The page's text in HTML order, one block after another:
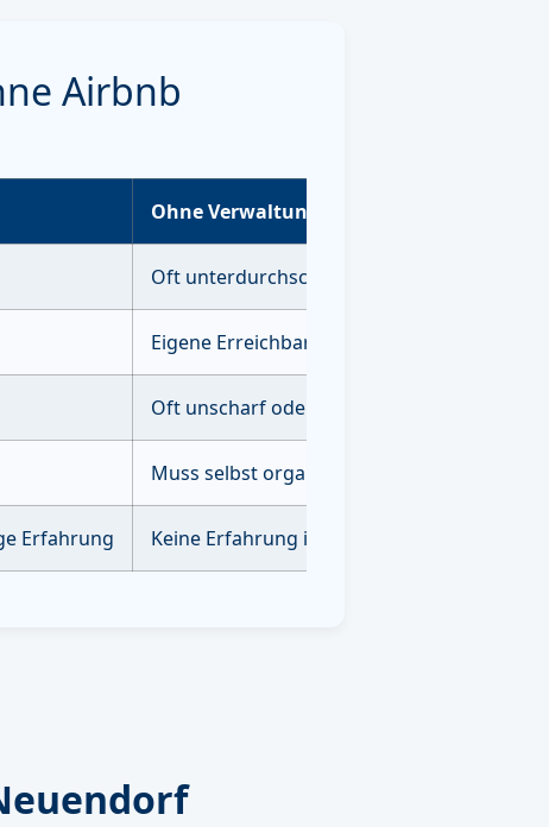
Airbnb
Ohne Verwaltung
Oft unterdurchschnittlich ohne Strategie
Eigene Erreichbarkeit erforderlich
Oft unscharf oder unvollständig
Muss selbst organisiert & durchgeführt
Erfahrung Keine Erfahrung im Bereich der AI